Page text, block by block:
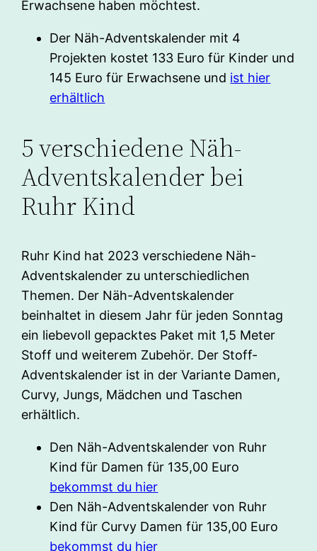
Erwachsene haben möchtest.
Der Näh-Adventskalender mit 4
Projekten kostet 133 Euro für Kinder und
145 Euro für Erwachsene und ist hier
erhältlich
5 verschiedene Näh-
Adventskalender bei
Ruhr Kind
Ruhr Kind hat 2023 verschiedene Näh-
Adventskalender zu unterschiedlichen
Themen. Der Näh-Adventskalender
beinhaltet in diesem Jahr für jeden Sonntag
ein liebevoll gepacktes Paket mit 1,5 Meter
Stoff und weiterem Zubehör. Der Stoff-
Adventskalender ist in der Variante Damen,
Curvy, Jungs, Mädchen und Taschen
erhältlich.
Den Näh-Adventskalender von Ruhr
Kind für Damen für 135,00 Euro
bekommst du hier
Den Näh-Adventskalender von Ruhr
Kind für Curvy Damen für 135,00 Euro
bekommst du hier